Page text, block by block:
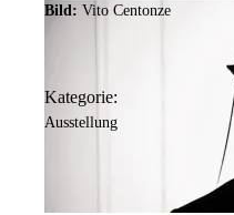
Bild: Vito Centonze
Kategorie:
Ausstellung